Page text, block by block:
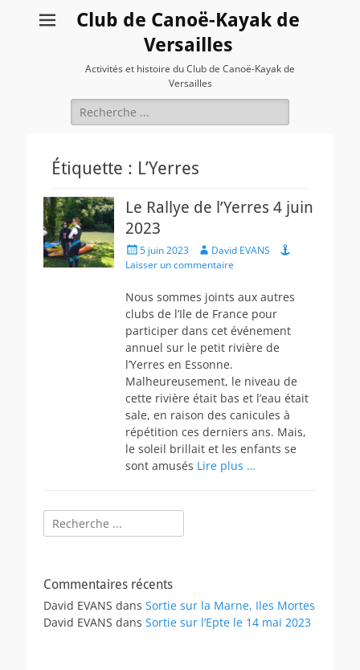
Club de Canoë-Kayak de
Versailles
Activités et histoire du Club de Canoë-Kayak de
Versailles
Rechercher :
Étiquette : L’Yerres
Le Rallye de l’Yerres 4 juin
2023
Posted
on
5 juin 2023 AuthorDavid EVANS
Laisser un commentaire
Nous sommes joints aux autres
clubs de l’Ile de France pour
participer dans cet événement
annuel sur le petit rivière de
l’Yerres en Essonne.
Malheureusement, le niveau de
cette rivière était bas et l’eau était
sale, en raison des canicules à
répétition ces derniers ans. Mais,
le soleil brillait et les enfants se
sont amusés Lire plus …
Rechercher :
Commentaires récents
David EVANS dans Sortie sur la Marne, Iles Mortes
David EVANS dans Sortie sur l’Epte le 14 mai 2023